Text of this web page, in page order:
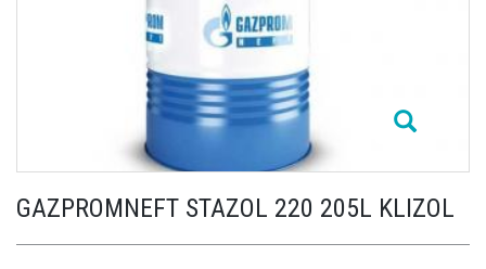
GAZPROMNEFT STAZOL 220 205L KLIZOL